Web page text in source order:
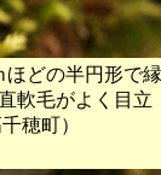
どの半円形で
軟毛がよく目立
穂町）